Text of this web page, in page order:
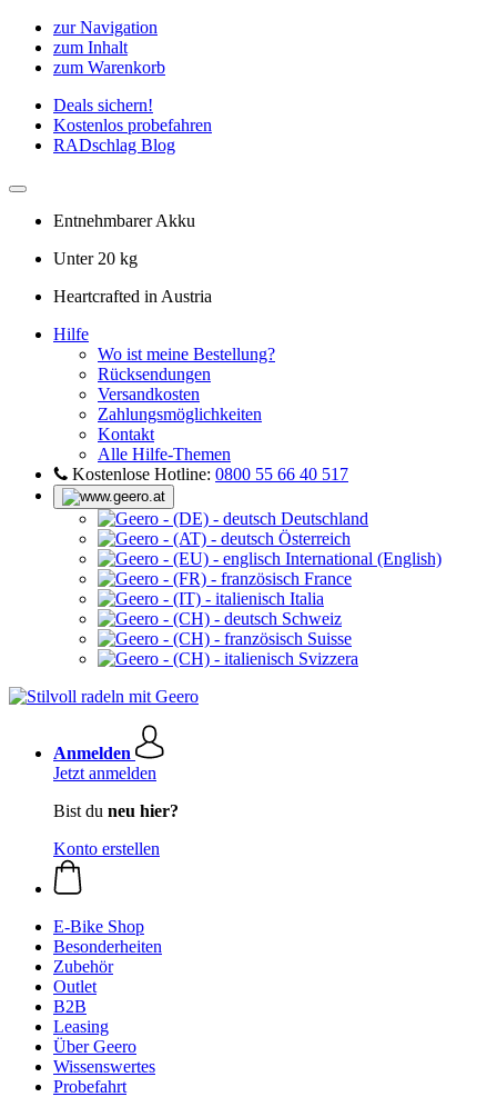
zur Navigation
zum Inhalt
zum Warenkorb
Deals sichern!
Kostenlos probefahren
RADschlag Blog
Entnehmbarer Akku
Unter 20 kg
Heartcrafted in Austria
Hilfe
Wo ist meine Bestellung?
Rücksendungen
Versandkosten
Zahlungsmöglichkeiten
Kontakt
Alle Hilfe-Themen
Kostenlose Hotline: 0800 55 66 40 517
Deutschland
Österreich
International (English)
France
Italia
Schweiz
Suisse
Svizzera
Anmelden
Jetzt anmelden
Bist du neu hier?
Konto erstellen
E-Bike Shop
Besonderheiten
Zubehör
Outlet
B2B
Leasing
Über Geero
Wissenswertes
Probefahrt